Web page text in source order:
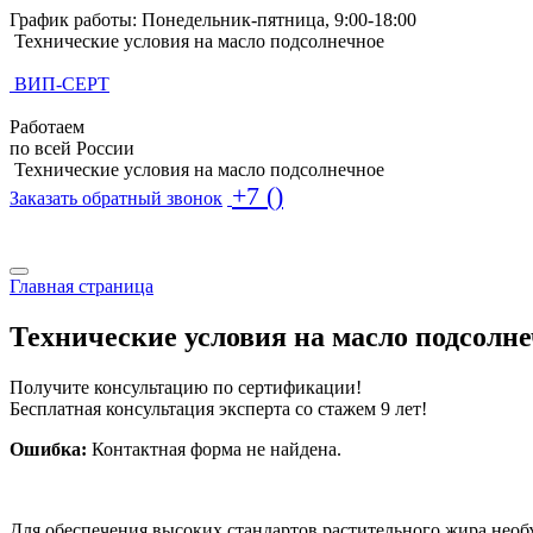
График работы: Понедельник-пятница, 9:00-18:00
Технические условия на масло подсолнечное
ВИП-СЕРТ
Работаем
по всей России
Технические условия на масло подсолнечное
Заказать обратный звонок +7 ()
Главная страница
Технические условия на масло
Получите консультацию по сертификации!
Бесплатная консультация эксперта со стажем 9 лет!
Ошибка: Контактная форма не найдена.